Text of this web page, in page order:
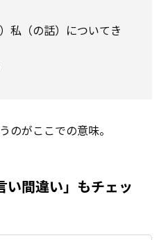
（の話）についてき
のがここでの意味。
い間違い」もチェッ